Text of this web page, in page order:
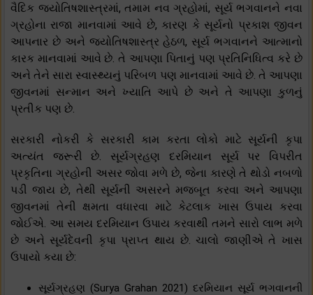
વૈદિક જ્યોતિષશાસ્ત્રમાં, તમામ નવ ગ્રહોમાં, સૂર્ય ભગવાનને નવા
ગ્રહોના રાજા માનવામાં આવે છે, કારણ કે સૂર્યનો પ્રકાશ જીવન
આપનાર છે અને જ્યોતિષશાસ્ત્ર હેઠળ, સૂર્ય ભગવાનને આત્માનો
કારક માનવામાં આવે છે. તે આપણા પિતાનું પણ પ્રતિનિધિત્વ કરે છે
અને તેને સારા સ્વાસ્થ્યનું પરિબળ પણ માનવામાં આવે છે. તે આપણા
જીવનમાં સન્માન અને ખ્યાતિ આપે છે અને તે આપણા કુળનું
પ્રતીક પણ છે.
સરકારી નોકરી કે સરકારી કામ કરતા લોકો માટે સૂર્યની કૃપા
અત્યંત જરૂરી છે. સૂર્યગ્રહણ દરમિયાન સૂર્ય પર વિપરીત
પ્રકૃતિના ગ્રહોની અસર જોવા મળે છે, જેના કારણે તે થોડો નબળો
પડી જાય છે, તેથી સૂર્યની અસરને મજબૂત કરવા અને આપણા
જીવનમાં તેની ક્ષમતા વધારવા માટે કેટલાક ખાસ ઉપાય કરવા
જોઈએ. આ સમય દરમિયાન ઉપાય કરવાથી તમને સારો લાભ મળે
છે અને સૂર્યદેવની કૃપા પ્રાપ્ત થાય છે. ચાલો જાણીએ તે ખાસ
ઉપાયો કયા છે:
સૂર્યગ્રહણ (Surya Grahan 2021) દરમિયાન સૂર્ય ભગવાનની